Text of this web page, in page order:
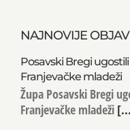
NAJNOVIJE
Posavski Bregi
Franjevačke mladeži
Župa Posavski Bregi
Franjevačke mladeži